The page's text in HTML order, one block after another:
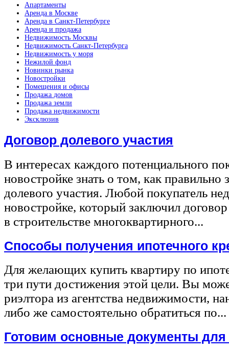
Апартаменты
Аренда в Москве
Аренда в Санкт-Петербурге
Аренда и продажа
Недвижимость Москвы
Недвижимость Санкт-Петербурга
Недвижимость у моря
Нежилой фонд
Новинки рынка
Новостройки
Помещения и офисы
Продажа домов
Продажа земли
Продажа недвижимости
Эксклюзив
Договор долевого участия
В интересах каждого потенциального
новостройке знать о том, как правильно
долевого участия. Любой покупатель
новостройке, который заключил
в строительстве многоквартирного...
Способы получения ипотечного
Для желающих купить квартиру по
три пути достижения этой цели. Вы
риэлтора из агентства недвижимости,
либо же самостоятельно обратиться по...
Готовим основные документы